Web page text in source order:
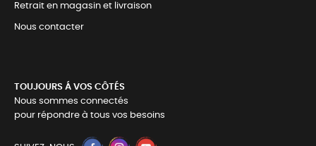
Retrait en magasin et livraison
Nous contacter
TOUJOURS Á VOS CÔTÉS
Nous sommes connectés
pour répondre à tous vos besoins